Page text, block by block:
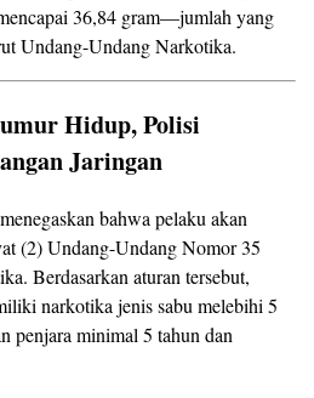
36,84 gram—jumlah yang
Undang-Undang Narkotika.
Hidup, Polisi
Jaringan
bahwa pelaku akan
(2) Undang-Undang Nomor 35
Berdasarkan aturan tersebut,
narkotika jenis sabu melebihi 5
penjara minimal 5 tahun dan